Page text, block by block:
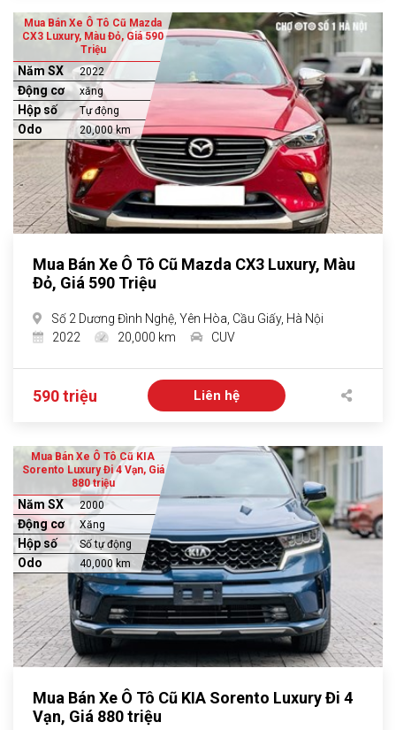
Mua Bán Xe Ô Tô Cũ Mazda
CX3 Luxury, Màu Đỏ, Giá 590
Triệu
Năm SX 2022
Động cơ xăng
Hộp số Tự động
Odo 20,000 km
Mua Bán Xe Ô Tô Cũ Mazda CX3 Luxury, Màu
Đỏ, Giá 590 Triệu
Số 2 Dương Đình Nghệ, Yên Hòa, Cầu Giấy, Hà Nội
2022
20,000 km CUV
590 triệu Liên hệ
Mua Bán Xe Ô Tô Cũ KIA
Sorento Luxury Đi 4 Vạn, Giá
880 triệu
Năm SX 2000
Động cơ Xăng
Hộp số Số tự động
Odo 40,000 km
Mua Bán Xe Ô Tô Cũ KIA Sorento Luxury Đi 4
Vạn, Giá 880 triệu